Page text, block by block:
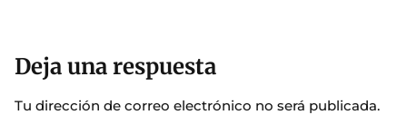
Deja una respuesta
Tu dirección de correo electrónico no será publicada.